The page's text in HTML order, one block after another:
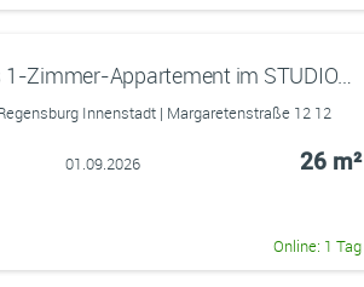
Helles, modernes 1-Zimmer-Appartement im STUDIOSUS 2 Regensburg – Einzug ab 01.09.2026 – Zentrale Lage – Ideale Anbindung –
Innenstadt | Margaretenstraße 12 12
01.09.2026 26 m²
Online: 1 Tag